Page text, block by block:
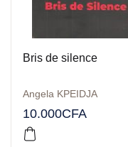
Bris de silence
Angela KPEIDJA
10.000CFA